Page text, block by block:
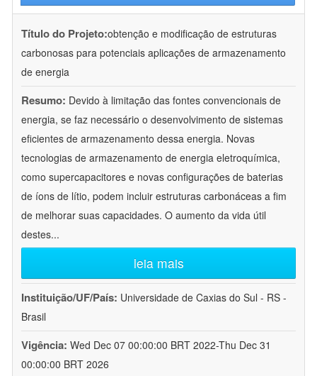
Título do Projeto:obtenção e modificação de estruturas
carbonosas para potenciais aplicações de armazenamento
de energia
Resumo: Devido à limitação das fontes convencionais de
energia, se faz necessário o desenvolvimento de sistemas
eficientes de armazenamento dessa energia. Novas
tecnologias de armazenamento de energia eletroquímica,
como supercapacitores e novas configurações de baterias
de íons de lítio, podem incluir estruturas carbonáceas a fim
de melhorar suas capacidades. O aumento da vida útil
destes...
leia mais
Instituição/UF/País: Universidade de Caxias do Sul - RS -
Brasil
Vigência: Wed Dec 07 00:00:00 BRT 2022-Thu Dec 31
00:00:00 BRT 2026